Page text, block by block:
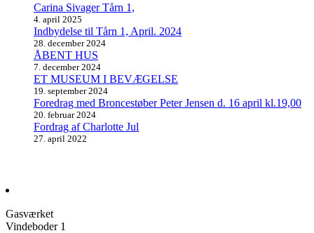
Carina Sivager Tårn 1,
4. april 2025
Indbydelse til Tårn 1, April. 2024
28. december 2024
ÅBENT HUS
7. december 2024
ET MUSEUM I BEVÆGELSE
19. september 2024
Foredrag med Broncestøber Peter Jensen d. 16 april kl.19,00
20. februar 2024
Fordrag af Charlotte Jul
27. april 2022
Gasværket
Vindeboder 1